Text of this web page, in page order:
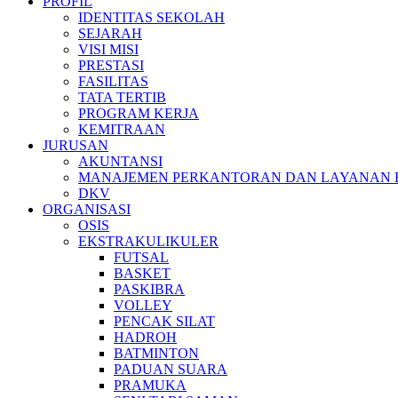
IDENTITAS SEKOLAH
SEJARAH
VISI MISI
PRESTASI
FASILITAS
TATA TERTIB
PROGRAM KERJA
KEMITRAAN
JURUSAN
AKUNTANSI
MANAJEMEN PERKANTORAN DAN LAYANAN
DKV
ORGANISASI
OSIS
EKSTRAKULIKULER
FUTSAL
BASKET
PASKIBRA
VOLLEY
PENCAK SILAT
HADROH
BATMINTON
PADUAN SUARA
PRAMUKA